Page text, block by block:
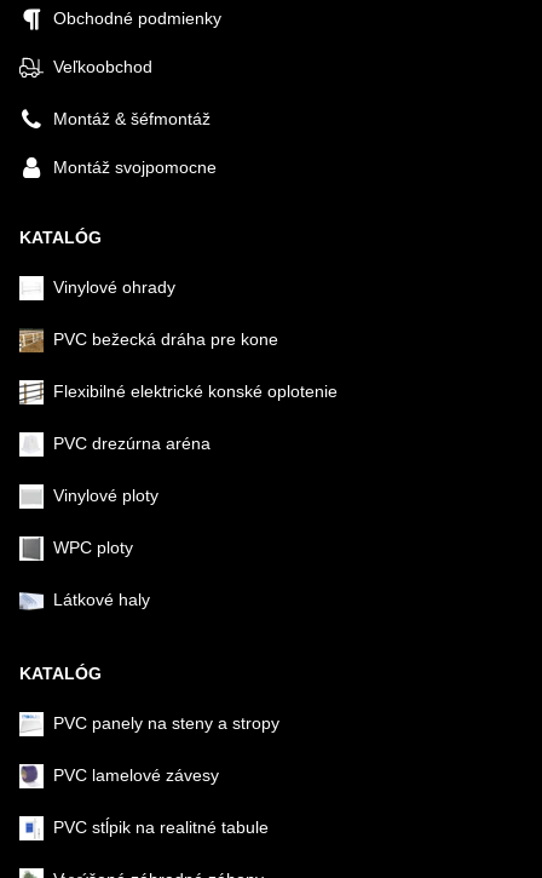
Obchodné podmienky
Veľkoobchod
Montáž & šéfmontáž
Montáž svojpomocne
KATALÓG
Vinylové ohrady
PVC bežecká dráha pre kone
Flexibilné elektrické konské oplotenie
PVC drezúrna aréna
Vinylové ploty
WPC ploty
Látkové haly
KATALÓG
PVC panely na steny a stropy
PVC lamelové závesy
PVC stĺpik na realitné tabule